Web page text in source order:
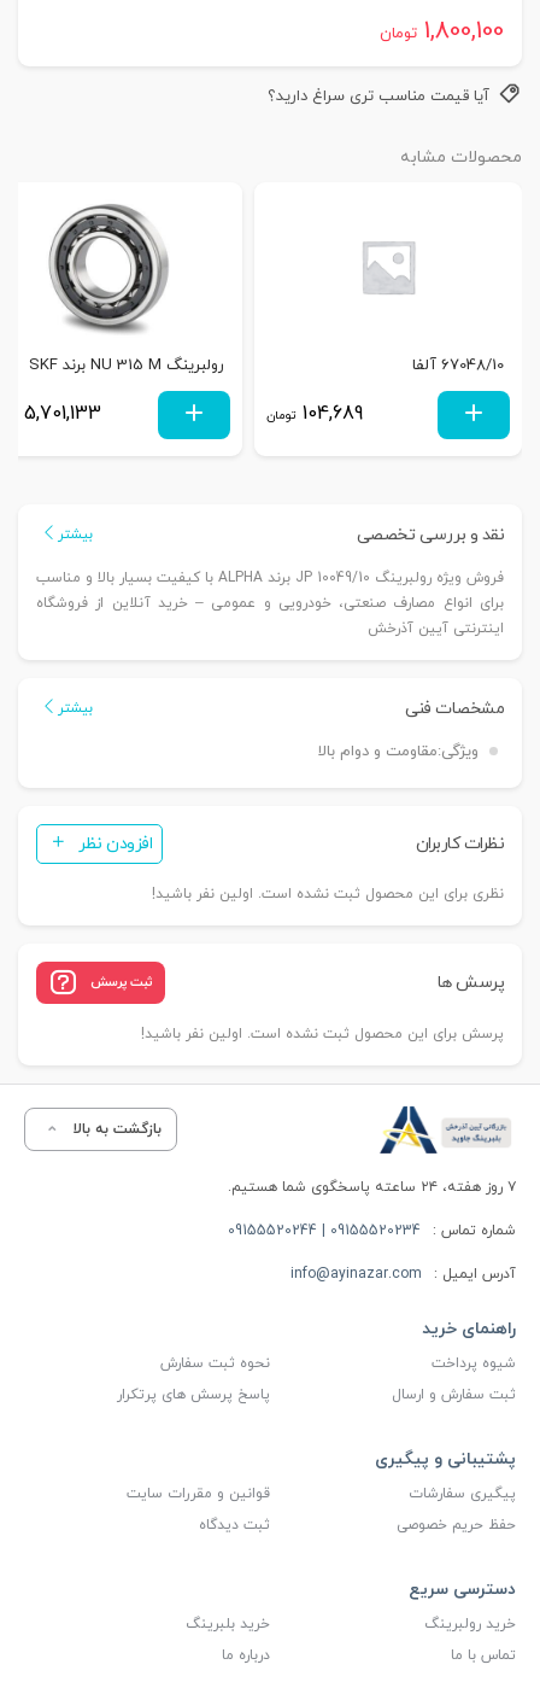
1,800,100 تومان
آیا قیمت مناسب تری سراغ دارید؟
محصولات مشابه
67048/10 آلفا
104,689 تومان
رولبرینگ NU 315 M برند SKF
5,701,133
نقد و بررسی تخصصی بیشتر
فروش ویژه رولبرینگ JP 10049/10 برند ALPHA با کیفیت بسیار بالا و مناسب
برای انواع مصارف صنعتی، خودرویی و عمومی – خرید آنلاین از فروشگاه
اینترنتی آیین آذرخش
مشخصات فنی بیشتر
ویژگی:مقاومت و دوام بالا
نظرات کاربران افزودن نظر
نظری برای این محصول ثبت نشده است. اولین نفر باشید!
پرسش ها ثبت پرسش
پرسش برای این محصول ثبت نشده است. اولین نفر باشید!
بازگشت به بالا
۷ روز هفته، ۲۴ ساعته پاسخگوی شما هستیم.
شماره تماس : 09155520234 | 09155520244
آدرس ایمیل : info@ayinazar.com
راهنمای خرید
شیوه پرداخت
نحوه ثبت سفارش
ثبت سفارش و ارسال
پاسخ پرسش های پرتکرار
پشتیبانی و پیگیری
پیگیری سفارشات
قوانین و مقررات سایت
حفظ حریم خصوصی
ثبت دیدگاه
دسترسی سریع
خرید رولبرینگ
خرید بلبرینگ
تماس با ما
درباره ما